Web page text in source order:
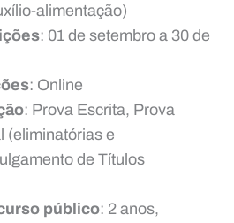
alimentação)
: 01 de setembro a 30 de
: Online
: Prova Escrita, Prova
(eliminatórias e
de Títulos
público: 2 anos,